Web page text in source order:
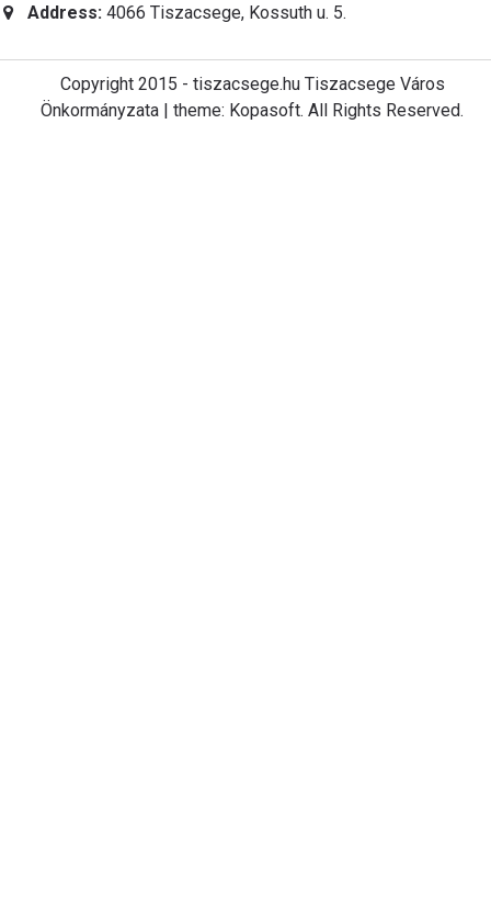
Address: 4066 Tiszacsege, Kossuth u. 5.
Copyright 2015 - tiszacsege.hu Tiszacsege Város
Önkormányzata | theme: Kopasoft. All Rights Reserved.